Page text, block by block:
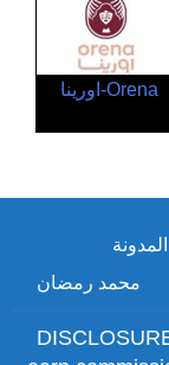
Orena-اورينا
المدونة
محمد رمضان